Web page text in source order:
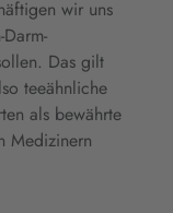
wir uns
Das gilt
teeähnliche
als bewährte
Medizinern